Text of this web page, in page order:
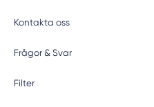
Kontakta oss
Frågor & Svar
Filter